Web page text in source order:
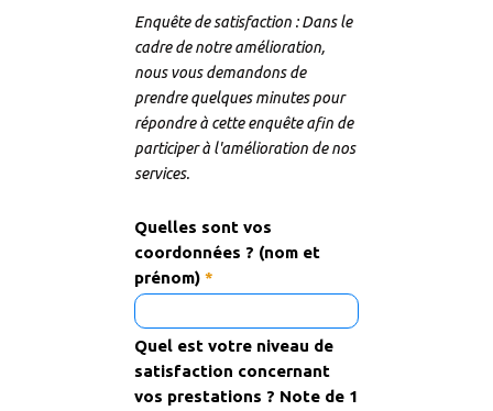
Enquête de satisfaction : Dans le
cadre de notre amélioration,
nous vous demandons de
prendre quelques minutes pour
répondre à cette enquête afin de
participer à l'amélioration de nos
services.
Quelles sont vos
coordonnées ? (nom et
prénom) *
Quel est votre niveau de
satisfaction concernant
vos prestations ? Note de 1